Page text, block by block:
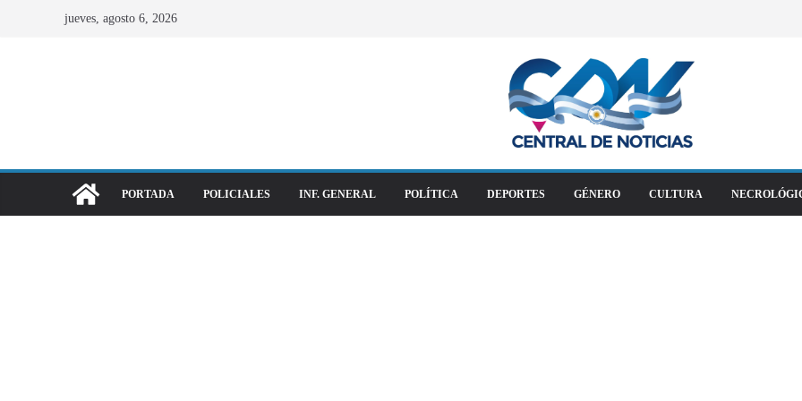
jueves, agosto 6, 2026
PORTADA POLICIALES INF. GENERAL POLÍTICA DEPORTES GÉNERO CULTURA